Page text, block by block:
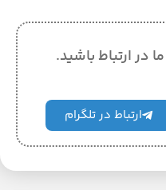
در ارتباط باشید.
ارتباط در تلگرام